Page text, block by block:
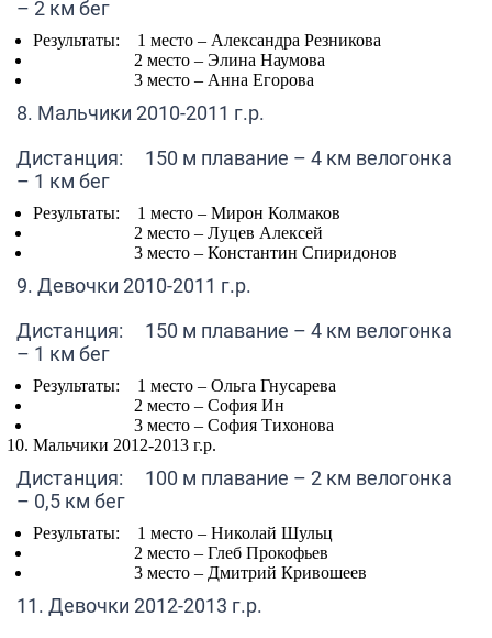
– 2 км бег
Результаты: 1 место – Александра Резникова
2 место – Элина Наумова
3 место – Анна Егорова
8. Мальчики 2010-2011 г.р.
Дистанция: 150 м плавание – 4 км велогонка
– 1 км бег
Результаты: 1 место – Мирон Колмаков
2 место – Луцев Алексей
3 место – Константин Спиридонов
9. Девочки 2010-2011 г.р.
Дистанция: 150 м плавание – 4 км велогонка
– 1 км бег
Результаты: 1 место – Ольга Гнусарева
2 место – София Ин
3 место – София Тихонова
Мальчики 2012-2013 г.р.
Дистанция: 100 м плавание – 2 км велогонка
– 0,5 км бег
Результаты: 1 место – Николай Шульц
2 место – Глеб Прокофьев
3 место – Дмитрий Кривошеев
11. Девочки 2012-2013 г.р.